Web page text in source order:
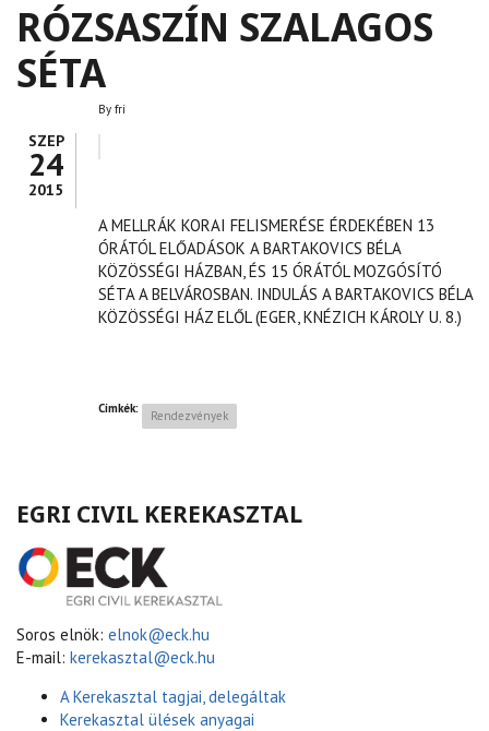
RÓZSASZÍN SZALAGOS
SÉTA
SZEP
24
2015
By fri
A MELLRÁK KORAI FELISMERÉSE ÉRDEKÉBEN 13
ÓRÁTÓL ELŐADÁSOK A BARTAKOVICS BÉLA
KÖZÖSSÉGI HÁZBAN, ÉS 15 ÓRÁTÓL MOZGÓSÍTÓ
SÉTA A BELVÁROSBAN. INDULÁS A BARTAKOVICS BÉLA
KÖZÖSSÉGI HÁZ ELŐL (EGER, KNÉZICH KÁROLY U. 8.)
Címkék: Rendezvények
EGRI CIVIL KEREKASZTAL
Soros elnök: elnok@eck.hu
E-mail: kerekasztal@eck.hu
A Kerekasztal tagjai, delegáltak
Kerekasztal ülések anyagai